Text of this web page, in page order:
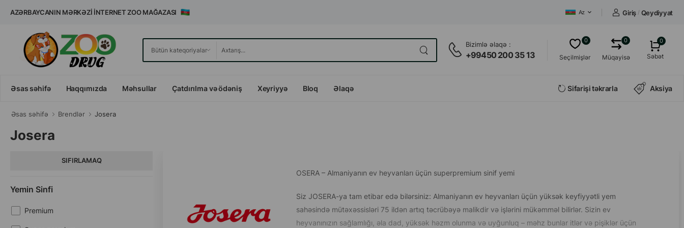
AZƏRBAYCANIN MƏRKƏZI İNTERNET ZOO MAĞAZASI Az Giriş / Qeydiyyat
Bizimlə əlaqə :
+99450 200 35 13 Seçilmişlər
0
Müqayisə
0 0
Səbət
Əsas səhifə Haqqımızda Məhsullar Çatdırılma və ödəniş Xeyriyyə Bloq Əlaqə Sifarişi təkrarla Aksiya
Əsas səhifə Brendlər Josera
Josera
SIFIRLAMAQ
Yemin Sinfi
Premium
OSERA – Almaniyanın ev heyvanları üçün superpremium sinif yemi
Siz JOSERA-ya tam etibar edə bilərsiniz: Almaniyanın ev heyvanları üçün yüksək keyfiyyətli yem
sahəsində mütəxəssisləri 75 ildən artıq təcrübəyə malikdir və işlərini mükəmməl bilirlər. Sizin ev
heyvanınızın sağlamlığı, əla dad, yüksək həzm olunma və uyğunluq – məhz bunlar itlər və pişiklər üçün